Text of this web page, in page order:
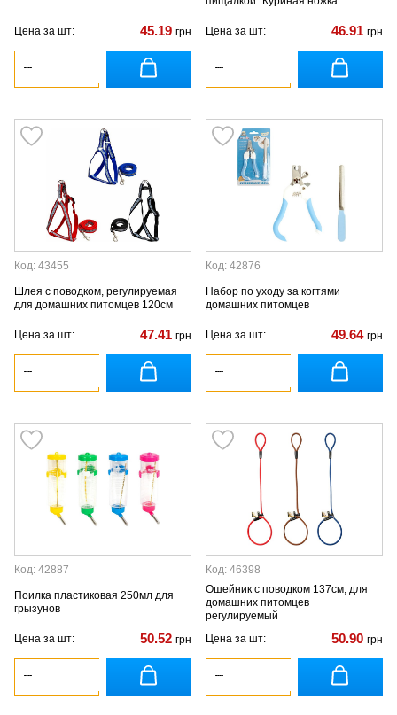
Цена за шт: 45.19 грн Цена за шт: 46.91 грн
Код: 43455
Шлея с поводком, регулируемая
для домашних питомцев 120см
Цена за шт: 47.41 грн
Код: 42876
Набор по уходу за когтями
домашних питомцев
Цена за шт: 49.64 грн
Код: 42887
Поилка пластиковая 250мл для
грызунов
Цена за шт: 50.52 грн
Код: 46398
Ошейник с поводком 137см, для
домашних питомцев
регулируемый
Цена за шт:
50.90 грн